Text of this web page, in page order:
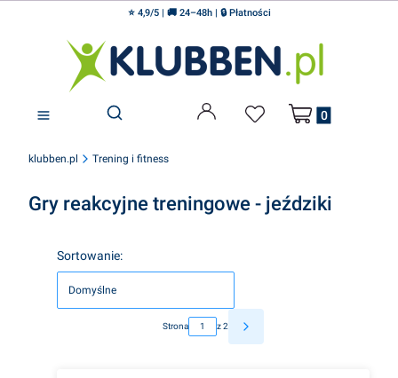
⭐ 4,9/5 | 🚚 24–48h | 🔒 Płatności
Otwórz wyszukiwarkę
Produkty w
klubben.pl Trening i fitness
Gry reakcyjne treningowe - jeździki
Lista produktów
Sortowanie:
Domyślne
Strona z 2
Następne produkty